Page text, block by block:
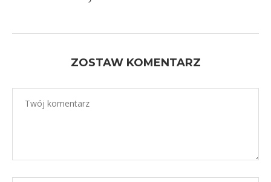
ZOSTAW KOMENTARZ